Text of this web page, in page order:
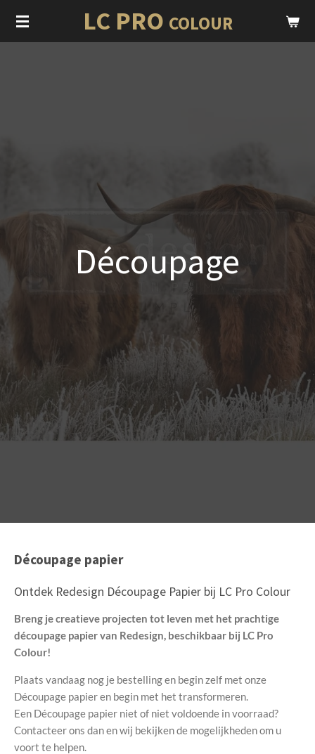
Ga
direct
LC PRO COLOUR
Découpage
Découpage papier
Ontdek Redesign Découpage Papier bij LC Pro Colour
Breng je creatieve projecten tot leven met het prachtige
découpage papier van Redesign, beschikbaar bij LC Pro
Colour!
Plaats vandaag nog je bestelling en begin zelf met onze
Découpage papier en begin met het transformeren.
Een Découpage papier niet of niet voldoende in voorraad?
Contacteer ons dan en wij bekijken de mogelijkheden om u
voort te helpen.